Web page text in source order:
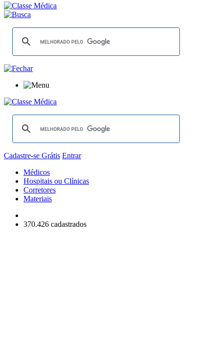
Cadastre-se Grátis Entrar
Médicos
Hospitais ou Clínicas
Corretores
Materiais
370.426 cadastrados